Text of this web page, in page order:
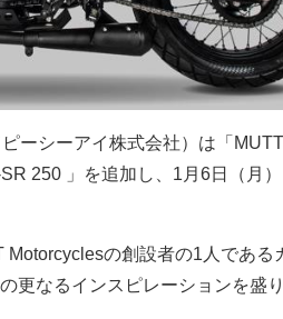
ーシーアイ株式会社）は「MUTT
250 」を追加し、1月6日（月
Motorcyclesの創設者の1人である
更なるインスピレーションを盛